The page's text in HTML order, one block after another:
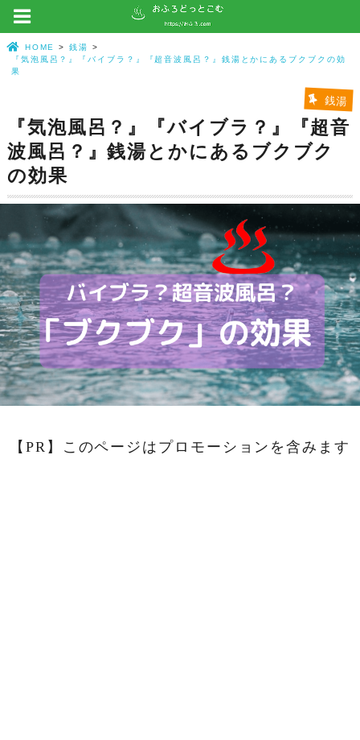
HOME
銭湯
『気泡風呂？』『バイブラ？』『超音波風呂？』銭湯とかにあるブクブクの効
果
銭湯
『気泡風呂？』『バイブラ？』『超音
波風呂？』銭湯とかにあるブクブク
の効果
【PR】このページはプロモーションを含みます